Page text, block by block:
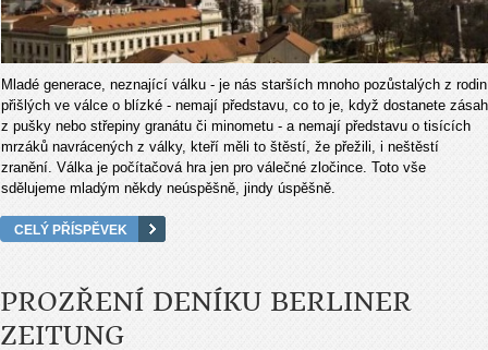
Mladé generace, neznající válku - je nás starších mnoho pozůstalých z rodin
přišlých ve válce o blízké - nemají představu, co to je, když dostanete zásah
z pušky nebo střepiny granátu či minometu - a nemají představu o tisících
mrzáků navrácených z války, kteří měli to štěstí, že přežili, i neštěstí
zranění. Válka je počítačová hra jen pro válečné zločince. Toto vše
sdělujeme mladým někdy neúspěšně, jindy úspěšně.
CELÝ PŘÍSPĚVEK
PROZŘENÍ DENÍKU BERLINER
ZEITUNG